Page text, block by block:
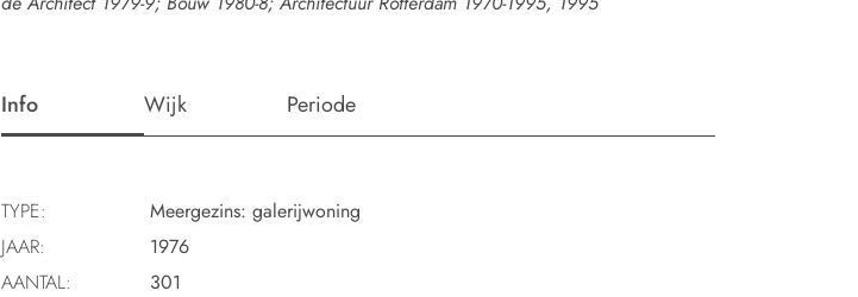
Info Wijk Periode
TYPE:
Meergezins: galerijwoning
JAAR:
1976
AANTAL:
301